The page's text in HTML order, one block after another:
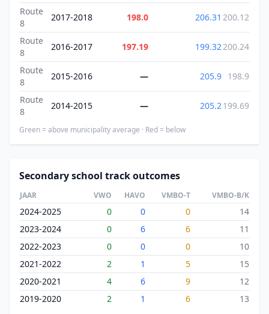
Route
8
2017-2018 198.0 206.31 200.12
Route
8
2016-2017 197.19 199.32200.24
Route
8
2015-2016 — 205.9 198.9
Route
8
2014-2015 — 205.2199.69
Green = above municipality average · Red = below
Secondary school track outcomes
JAAR VWO HAVO VMBO-T VMBO-B/K
2024-2025 0 0 0
14
2023-2024
0 6 6
11
2022-2023
0 0 0
10
2021-2022
2 1 5
15
2020-2021
4 6 9
12
2019-2020
2 1 6 13